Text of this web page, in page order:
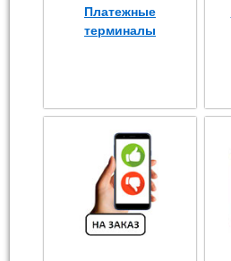
Платежные
терминалы